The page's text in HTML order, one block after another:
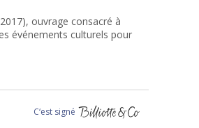
ouvrage consacré à
événements culturels pour
C‘est signé